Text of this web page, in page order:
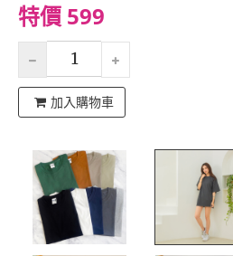
特價 599
加入購物車